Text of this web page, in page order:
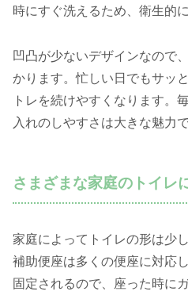
時にすぐ洗えるため、衛生的
凹凸が少ないデザインなので
かります。忙しい日でもサッ
トレを続けやすくなります。
入れのしやすさは大きな魅力で
さまざまな家庭のトイレ
家庭によってトイレの形は少
補助便座は多くの便座に対応
固定されるので、座った時に